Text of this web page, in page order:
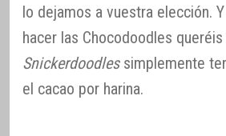
lo dejamos a vuestra elección.
hacer las Chocodoodles
Snickerdoodlessimplemente
el cacao por harina.